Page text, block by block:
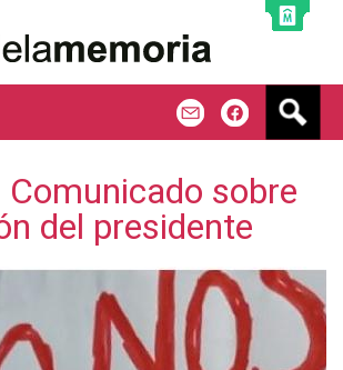
Comunicado sobre
del presidente
s
a